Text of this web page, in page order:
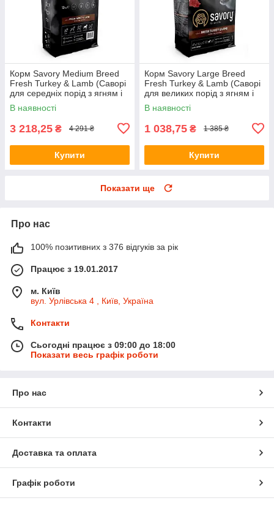
Корм Savory Medium Breed
Fresh Turkey & Lamb (Саворі
для середніх порід з ягням і
індичкою) 12кг.
В наявності
3 218,25 ₴ 4 291 ₴
Купити
Корм Savory Large Breed
Fresh Turkey & Lamb (Саворі
для великих порід з ягням і
індичкою) 3кг.
В наявності
1 038,75 ₴ 1 385 ₴
Купити
Показати ще
Про нас
100% позитивних з 376 відгуків за рік
Працює з 19.01.2017
м. Київ
вул. Урлівська 4 , Київ, Україна
Контакти
Сьогодні працює з 09:00 до 18:00
Показати весь графік роботи
Про нас
Контакти
Доставка та оплата
Графік роботи